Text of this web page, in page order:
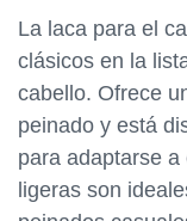
La laca para el
clásicos en la
cabello. Ofrece
peinado y está
para adaptarse
ligeras son